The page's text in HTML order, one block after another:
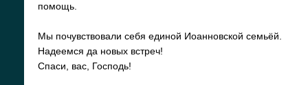
помощь.
Мы почувствовали себя единой Иоанновской семьёй.
Надеемся да новых встреч!
Спаси, вас, Господь!